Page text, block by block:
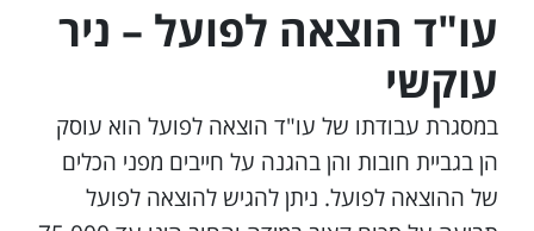
עו"ד הוצאה לפועל – ניר
עוקשי
במסגרת עבודתו של עו"ד הוצאה לפועל הוא עוסק
הן בגביית חובות והן בהגנה על חייבים מפני הכלים
של ההוצאה לפועל. ניתן להגיש להוצאה לפועל